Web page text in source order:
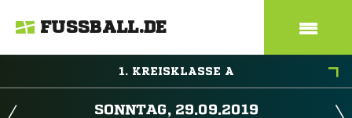
FUSSBALL.DE
1. KREISKLASSE A
 